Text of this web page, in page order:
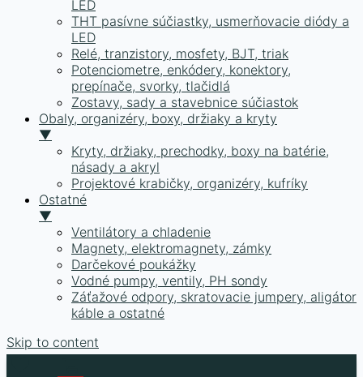
LED
THT pasívne súčiastky, usmerňovacie diódy a
LED
Relé, tranzistory, mosfety, BJT, triak
Potenciometre, enkódery, konektory,
prepínače, svorky, tlačidlá
Zostavy, sady a stavebnice súčiastok
Obaly, organizéry, boxy, držiaky a kryty
▼
Kryty, držiaky, prechodky, boxy na batérie,
násady a akryl
Projektové krabičky, organizéry, kufríky
Ostatné
▼
Ventilátory a chladenie
Magnety, elektromagnety, zámky
Darčekové poukážky
Vodné pumpy, ventily, PH sondy
Záťažové odpory, skratovacie jumpery, aligátor
káble a ostatné
Skip to content